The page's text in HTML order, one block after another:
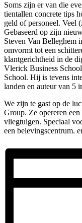
Soms zijn er van die
tientallen concrete tips
geld of personeel. Veel
Gebaseerd op zijn
Steven Van Belleghem
omvormt tot een
klantgerichtheid in de
Vlerick Business
School. Hij is tevens
landen en auteur van 5
We zijn te gast op de
Group. Ze opereren
vliegtuigen. Speciaal
een belevingscentrum.